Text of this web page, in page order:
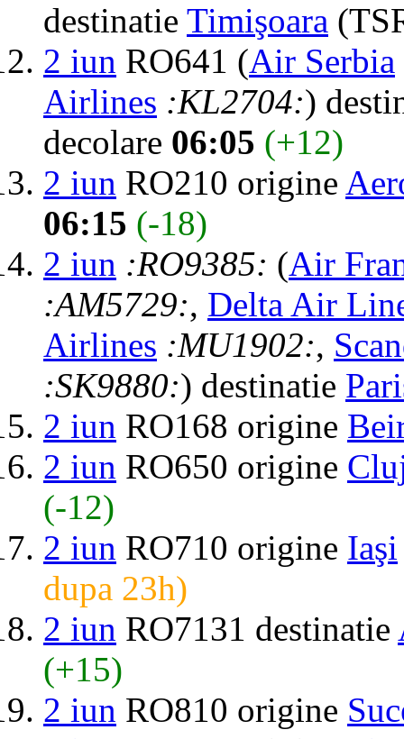
destinatie Timişoara
2 iun RO641 (Air Serbia
Airlines :KL2704:)
decolare 06:05 (+12)
2 iun RO210 origine
06:15 (-18)
2 iun :RO9385: (Air
:AM5729:, Delta Air
Airlines :MU1902:,
:SK9880:) destinatie
2 iun RO168 origine
2 iun RO650 origine
(-12)
2 iun RO710 origine Iaşi
dupa 23h)
2 iun RO7131 destinatie
(+15)
2 iun RO810 origine